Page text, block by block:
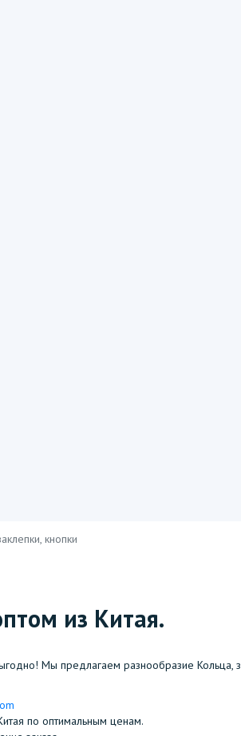
кнопки
из Китая.
Мы предлагаем разнообразие Кольца,
по оптимальным ценам.